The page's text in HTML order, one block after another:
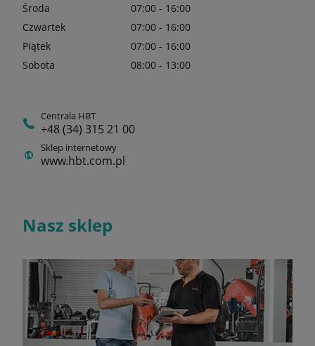
Środa
07:00 - 16:00
Czwartek
07:00 - 16:00
Piątek
07:00 - 16:00
Sobota
08:00 - 13:00
Centrala HBT
+48 (34) 315 21 00
Sklep internetowy
www.hbt.com.pl
Nasz sklep